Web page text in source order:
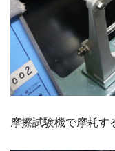
摩擦試験機で摩耗す